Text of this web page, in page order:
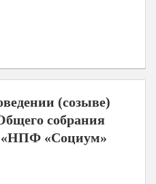
(созыве)
собрания
«НПФ «Социум»